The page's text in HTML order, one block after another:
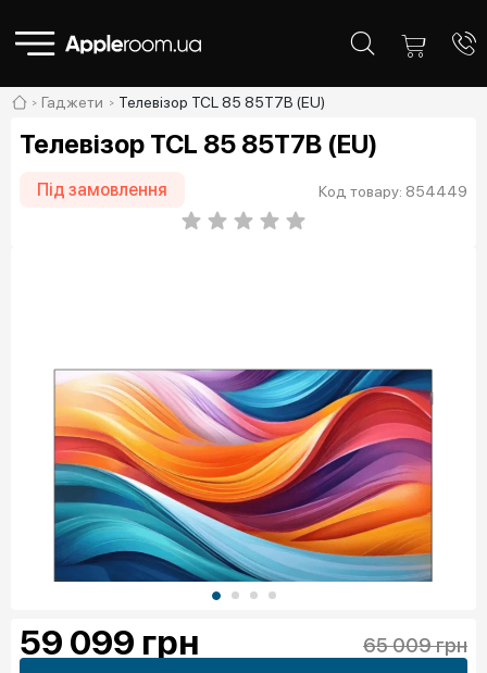
Гаджети Телевізор TCL 85 85T7B (EU)
Телевізор TCL 85 85T7B (EU)
Під замовлення Код товару: 854449
59 099 грн 65 009 грн